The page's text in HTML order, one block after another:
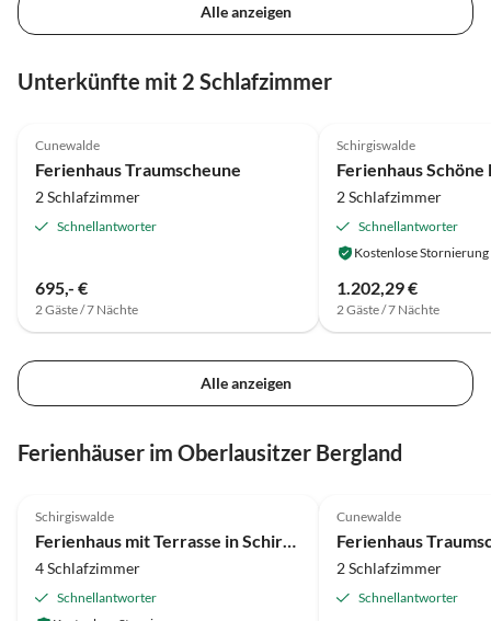
Alle anzeigen
Unterkünfte mit 2 Schlafzimmer
Cunewalde
Ferienhaus Traumscheune
2 Schlafzimmer
Schnellantworter
695,- €
2 Gäste / 7 Nächte
Schirgiswalde
2 Schlafzimmer
Schnellantworter
Kostenlose Stornierung
1.202,29 €
2 Gäste / 7 Nächte
Alle anzeigen
Ferienhäuser im Oberlausitzer Bergland
Schirgiswalde
Ferienhaus mit Terrasse in Schirgiswalde
4 Schlafzimmer
Schnellantworter
Cunewalde
Ferienhaus
2 Schlafzimmer
Schnellantworter